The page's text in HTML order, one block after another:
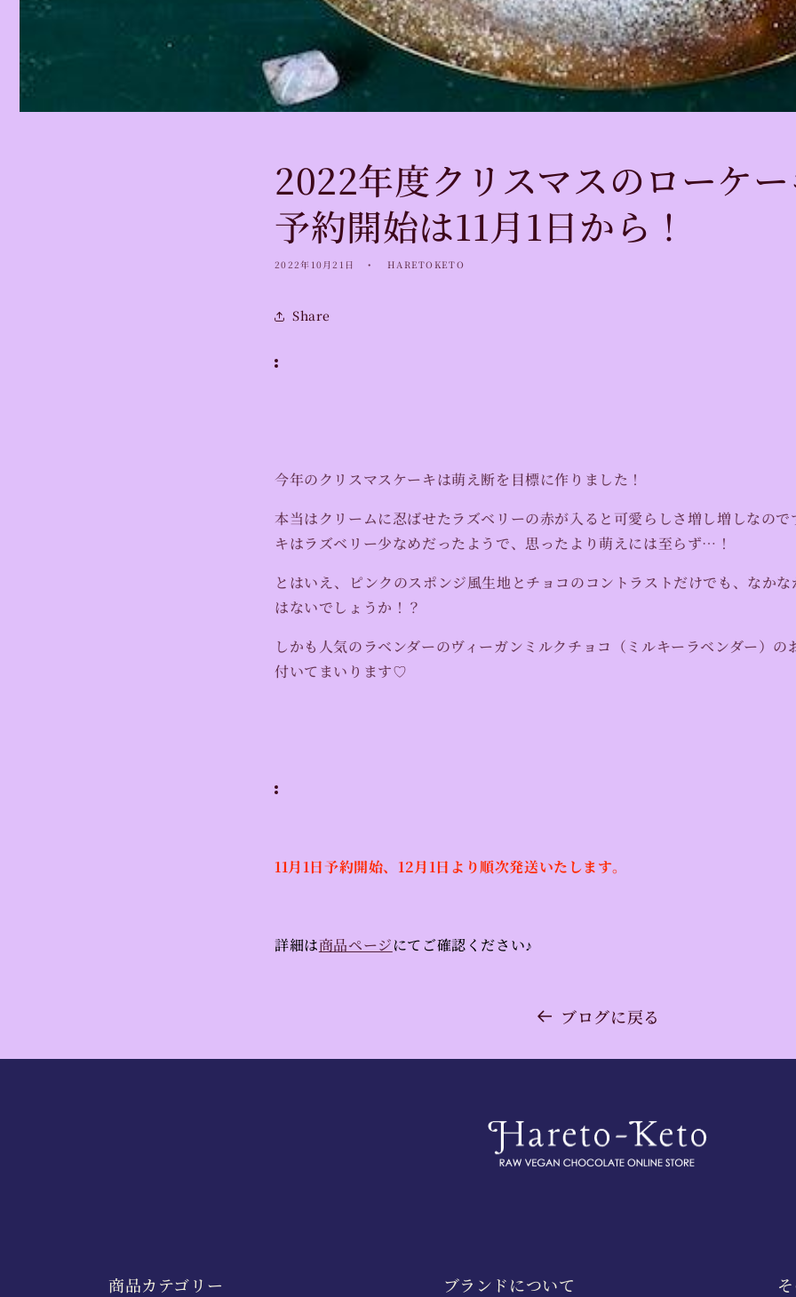
2022年度クリスマスのローケ
予約開始は11月1日から！
2022年10月21日 HARETOKETO
Share
今年のクリスマスケーキは萌え断を目標に作りました！
本当はクリームに忍ばせたラズベリーの赤が入ると可愛らしさ増し増しなの
キはラズベリー少なめだったようで、思ったより萌えには至らず…！
とはいえ、ピンクのスポンジ風生地とチョコのコントラストだけでも、なか
はないでしょうか！？
しかも人気のラベンダーのヴィーガンミルクチョコ（ミルキーラベンダー）の
付いてまいります♡
11月1日予約開始、12月1日より順次発送いたします。
詳細は商品ページにてご確認ください♪
ブログに戻る
商品カテゴリー ブランドについて